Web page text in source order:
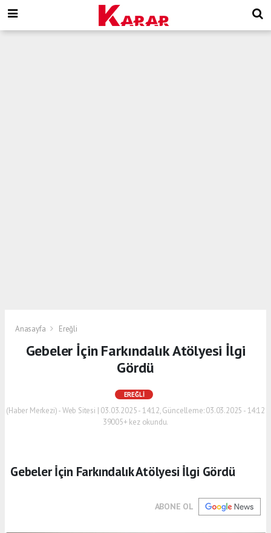
Anasayfa Ereğli
Gebeler İçin Farkındalık Atölyesi İlgi
Gördü
EREĞLI
(Haber Merkezi) - Web Sitesi | 03.03.2025 - 14:12, Güncelleme: 03.03.2025 - 14:12
39005+ kez okundu.
Gebeler İçin Farkındalık Atölyesi İlgi Gördü
ABONE OL